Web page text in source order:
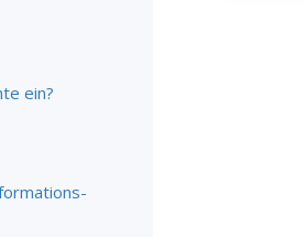
ein?
-